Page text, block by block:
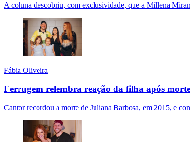
A coluna descobriu, com exclusividade, que a Millena
Fábia Oliveira
Ferrugem relembra reação da filha após
Cantor recordou a morte de Juliana Barbosa, em 2015, e